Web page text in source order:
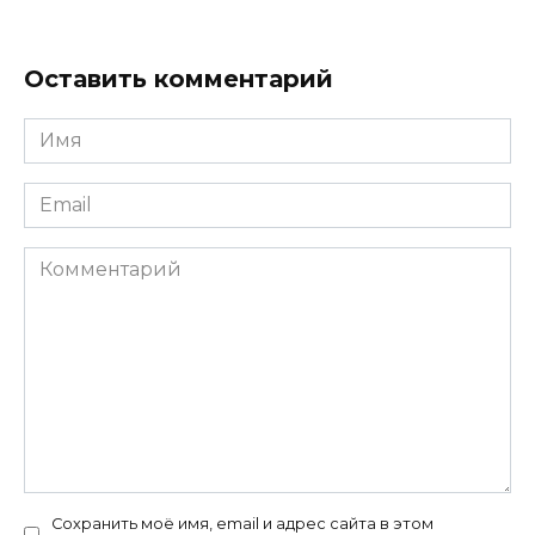
Оставить комментарий
Имя
*
Email
*
Комментарий
Сохранить моё имя, email и адрес сайта в этом